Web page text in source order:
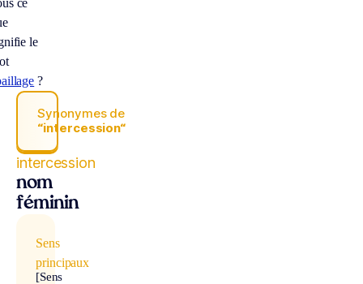
le
?
Synonymes de
“intercession“
intercession
nom
féminin
Sens
principaux
[Sens